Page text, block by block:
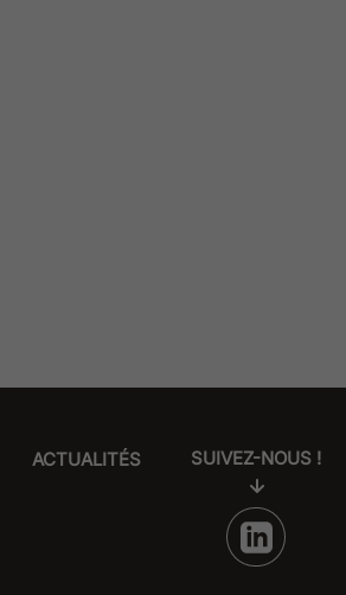
ACTUALITÉS SUIVEZ-NOUS !